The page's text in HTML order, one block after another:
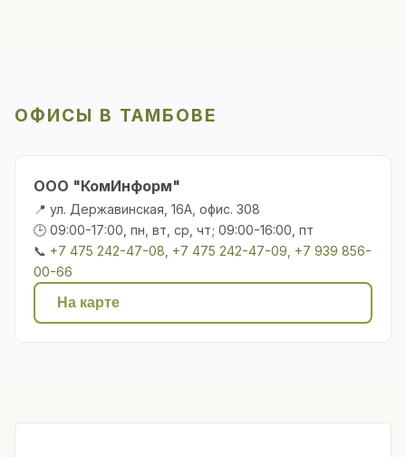
ОФИСЫ В ТАМБОВЕ
ООО "КомИнформ"
📍 ул. Державинская, 16А, офис. 308
🕒 09:00-17:00, пн, вт, ср, чт; 09:00-16:00, пт
📞 +7 475 242-47-08, +7 475 242-47-09, +7 939 856-
00-66
На карте